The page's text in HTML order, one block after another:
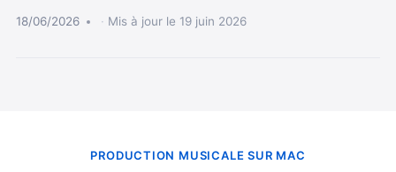
18/06/2026 Mis à jour le 19 juin 2026
PRODUCTION MUSICALE SUR MAC